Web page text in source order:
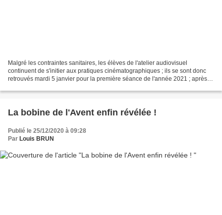
Malgré les contraintes sanitaires, les élèves de l'atelier audiovisuel
continuent de s'initier aux pratiques cinématographiques ; ils se sont donc
retrouvés mardi 5 janvier pour la première séance de l'année 2021 ; après
La bobine de l'Avent enfin révélée !
Publié le 25/12/2020 à 09:28
Par Louis BRUN